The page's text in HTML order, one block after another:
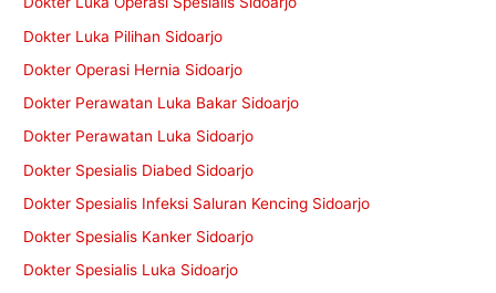
Dokter Luka Pilihan Sidoarjo
Dokter Operasi Hernia Sidoarjo
Dokter Perawatan Luka Bakar Sidoarjo
Dokter Perawatan Luka Sidoarjo
Dokter Spesialis Diabed Sidoarjo
Dokter Spesialis Infeksi Saluran Kencing Sidoarjo
Dokter Spesialis Kanker Sidoarjo
Dokter Spesialis Luka Sidoarjo